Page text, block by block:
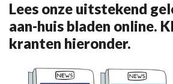
Lees onze uitstekend
aan-huis bladen online.
kranten hieronder.